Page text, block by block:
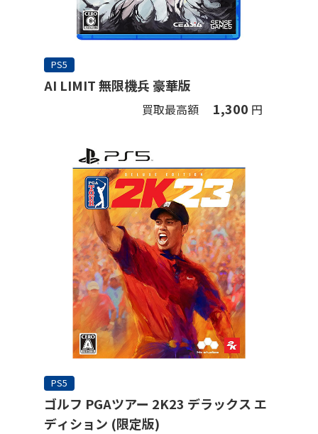
PS5
AI LIMIT 無限機兵 豪華版
買取最高額 1,300 円
PS5
ゴルフ PGAツアー 2K23 デラックス エ
ディション (限定版)